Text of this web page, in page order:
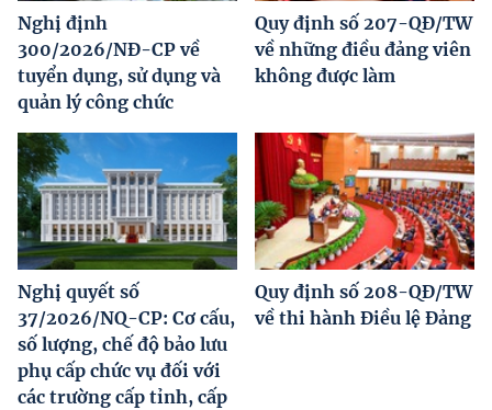
Nghị định
300/2026/NĐ-CP về
tuyển dụng, sử dụng và
quản lý công chức
Quy định số 207-QĐ/TW
về những điều đảng viên
không được làm
Nghị quyết số
37/2026/NQ-CP: Cơ cấu,
số lượng, chế độ bảo lưu
phụ cấp chức vụ đối với
các trường cấp tỉnh, cấp
Quy định số 208-QĐ/TW
về thi hành Điều lệ Đảng